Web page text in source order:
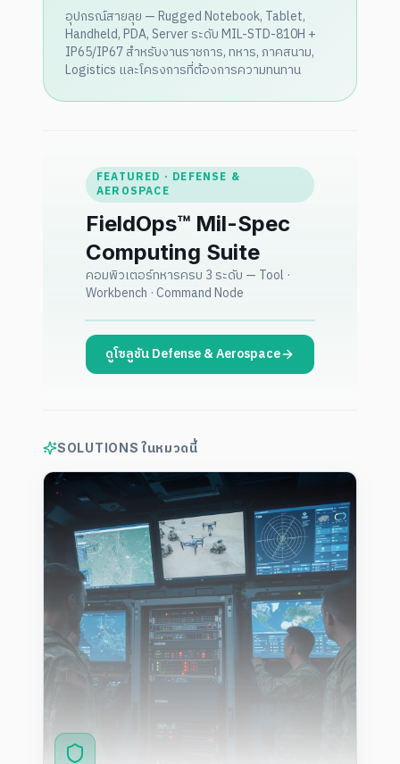
อุปกรณ์สายลุย — Rugged Notebook, Tablet,
Handheld, PDA, Server ระดับ MIL-STD-810H +
IP65/IP67 สำหรับงานราชการ, ทหาร, ภาคสนาม,
Logistics และโครงการที่ต้องการความทนทาน
FEATURED · DEFENSE &
AEROSPACE
FieldOps™ Mil-Spec
Computing Suite
คอมพิวเตอร์ทหารครบ 3 ระดับ — Tool ·
Workbench · Command Node
L1 · Rugged Tablet
MIL-STD-810H · IP68 · จอสว่าง 1,000
nits
ดูโซลูชัน Defense & Aerospace
SOLUTIONS ในหมวดนี้